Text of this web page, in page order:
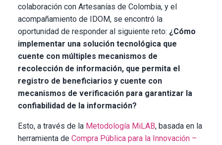
colaboración con Artesanías de Colombia, y el
acompañamiento de IDOM, se encontró la
oportunidad de responder al siguiente reto: ¿Cómo
implementar una solución tecnológica que
cuente con múltiples mecanismos de
recolección de información, que permita el
registro de beneficiarios y cuente con
mecanismos de verificación para garantizar la
confiabilidad de la información?
Esto, a través de la Metodología MiLAB, basada en la
herramienta de Compra Pública para la Innovación –